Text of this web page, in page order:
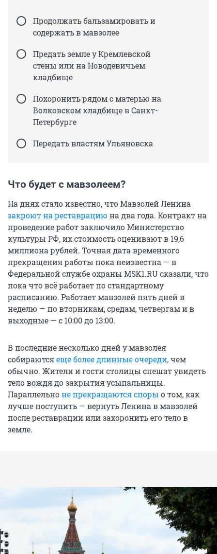
Продолжать бальзамировать и
содержать в мавзолее
Предать земле у Кремлевской
стены или на Новодевичьем
кладбище
Похоронить рядом с матерью на
Волковском кладбище в Санкт-
Петербурге
Передать властям Ульяновска
Что будет с мавзолеем?
На днях стало известно, что Мавзолей Ленина
закроют на реставрацию на два года. Контракт на
проведение работ заключило Министерство
культуры РФ, их стоимость оценивают в 19,6
миллиона рублей. Точная дата временного
прекращения работы пока неизвестна — в
Федеральной службе охраны MSK1.RU сказали, что
пока что всё работает по стандартному
расписанию. Работает мавзолей пять дней в
неделю — по вторникам, средам, четвергам и в
выходные — с 10:00 до 13:00.
В последние несколько дней у мавзолея
собираютсяеще более длинные очереди, чем
обычно. Жители и гости столицы спешат увидеть
тело вождя до закрытия усыпальницы.
Параллельноне прекращаются споры о том, как
лучше поступить — вернуть Ленина в мавзолей
после реставрации или захоронить его тело в
земле.